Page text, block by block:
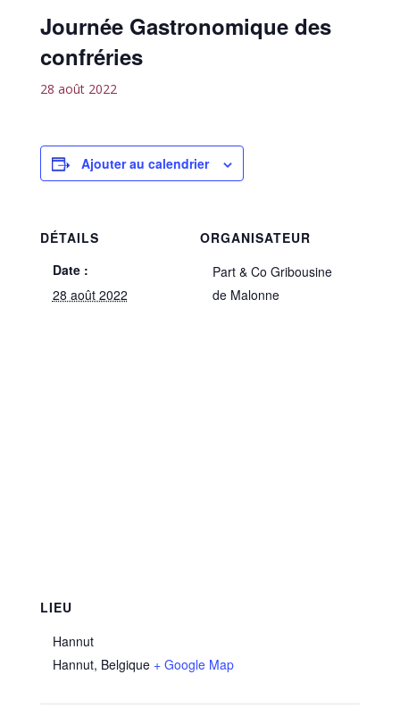
Journée Gastronomique des
confréries
28 août 2022
Ajouter au calendrier
DÉTAILS
Date :
28 août 2022
ORGANISATEUR
Part & Co Gribousine
de Malonne
LIEU
Hannut
Hannut, Belgique + Google Map